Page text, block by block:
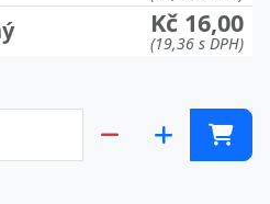
Kč 16,00
(19,36 s DPH)